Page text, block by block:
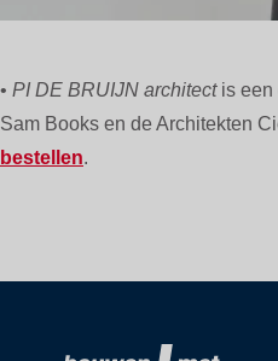
• PI DE BRUIJN architect is
Sam Books en de Architekten
bestellen.